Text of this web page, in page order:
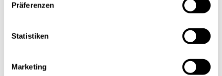
Präferenzen
Statistiken
Marketing
Die gesamte Studie mit allen News, Branchen- und
und kostenfrei zum Download.